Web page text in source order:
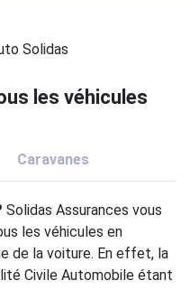
les véhicules
Caravanes
Solidas Assurances vous
les véhicules en
de la voiture. En effet, la
Civile Automobile étant